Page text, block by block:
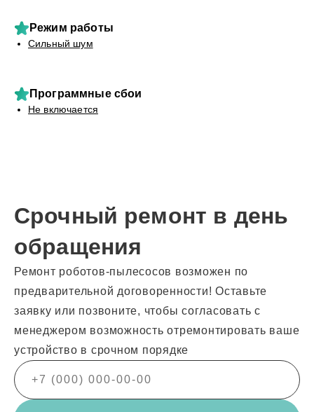
Режим работы
Сильный шум
Программные сбои
Не включается
Срочный ремонт в день
обращения
Ремонт роботов-пылесосов возможен по
предварительной договоренности! Оставьте
заявку или позвоните, чтобы согласовать с
менеджером возможность отремонтировать ваше
устройство в срочном порядке